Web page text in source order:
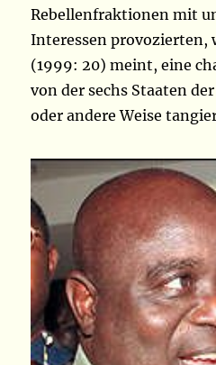
Rebellenfraktionen mit
Interessen provozierten,
(1999: 20) meint, eine
von der sechs Staaten
oder andere Weise